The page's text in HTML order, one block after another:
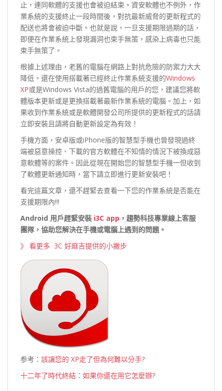
止，連同軟體的支援也會被迫結束。資安軟體也不例外，作
業系統的支援終止一段時間後，對抗最新威脅的更新程式的
配送也將會被迫中斷。也就是說，一旦支援期限過期的話，
即便在作業系統上發現漏洞也束手無策，感染上病毒也只能
束手無策了。
根據上述理由，老舊的電腦在網路上對抗危險的防禦力大大
降低。還在使用搭載著已經終止作業系統支援的Windows
XP或是Windows Vista的過舊電腦的用戶的您，建議您將軟
體版本更新或是更換搭載著最新作業系統的電腦。加上，如
果收到作業系統或是軟體開發公司所提供的更新程式的話請
立即安裝且請將自動更新設定為有效！
手機方面，安卓版或iPhone版的智慧型手機也曾發現過終
端被惡意操控、下載的官方軟體在不知情的情況下被換成惡
意軟體等的案件。因此從現在開始您的智慧型手機一但收到
了軟體更新通知時，當下請立即進行更新安裝吧！
看完這篇文章，還不趕緊去查看一下您的作業系統是否能在
支援期限內!!!
Android 用戶趕緊安裝 i3C app ，趨勢科技專業線上客服
團隊，協助您解決在手機或電腦上遇到的問題。
》 看更多 3C 好麻吉提供的小撇步
参考： 該讓您的 XP走了但為何難以分手?
十二年了時代終結：如果你還在用它怎麼辦?